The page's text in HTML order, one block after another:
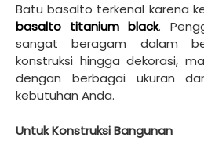
Batu basalto terkenal karena
basalto titanium black.
sangat beragam dalam
konstruksi hingga dekorasi,
dengan berbagai ukuran
kebutuhan Anda.
Untuk Konstruksi Bangunan